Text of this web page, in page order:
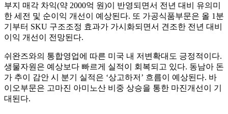
부지 매각 차익(약 2000억 원)이 반영되면서 전년 대비 유의미
한 세전 및 순이익 개선이 예상된다. 또 가공식품부문은 올 1분
기부터 SKU 구조조정 효과가 가시화되면서 견조한 전년 대비
이익 개선이 전망된다.
쉬완즈와의 통합영업에 따른 미국 내 저변확대도 긍정적이다.
생물자원은 예상보다 빠르게 실적이 회복되고 있다. 동남아 돈
가 추이 감안 시 분기 실적은 ‘상고하저’ 흐름이 예상된다. 바
이오부문은 고마진 아미노산 비중 상승을 통한 마진개선이 기
대된다.